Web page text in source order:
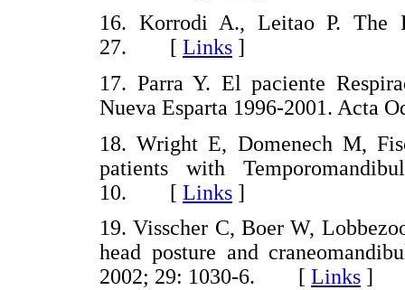
16. Korrodi A., Leitao P. The
27. [ Links ]
17. Parra Y. El paciente
Nueva Esparta 1996-2001.
18. Wright E, Domenech M,
patients with
10. [ Links ]
19. Visscher C, Boer W,
head posture and
2002; 29: 1030-6. [ Links ]